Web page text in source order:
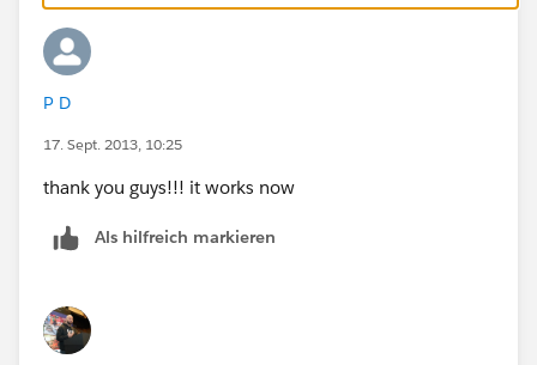
P D
17. Sept. 2013, 10:25
thank you guys!!! it works now
Als hilfreich markieren